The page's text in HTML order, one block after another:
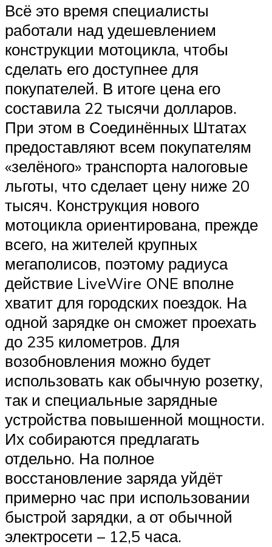
Всё это время специалисты
работали над удешевлением
конструкции мотоцикла, чтобы
сделать его доступнее для
покупателей. В итоге цена его
составила 22 тысячи долларов.
При этом в Соединённых Штатах
предоставляют всем покупателям
«зелёного» транспорта налоговые
льготы, что сделает цену ниже 20
тысяч. Конструкция нового
мотоцикла ориентирована, прежде
всего, на жителей крупных
мегаполисов, поэтому радиуса
действие LiveWire ONE вполне
хватит для городских поездок. На
одной зарядке он сможет проехать
до 235 километров. Для
возобновления можно будет
использовать как обычную розетку,
так и специальные зарядные
устройства повышенной мощности.
Их собираются предлагать
отдельно. На полное
восстановление заряда уйдёт
примерно час при использовании
быстрой зарядки, а от обычной
электросети – 12,5 часа.